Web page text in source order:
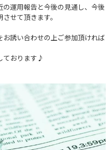
運用報告と今後の見通し、今後
せて頂きます。
誘い合わせの上ご参加頂ければ
ております♪